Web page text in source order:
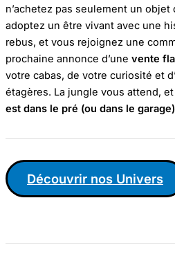
n’achetez pas seulement un
adoptez un être vivant avec une
rebus, et vous rejoignez une
prochaine annonce d’une vente
votre cabas, de votre curiosité et
étagères. La jungle vous attend,
est dans le pré (ou dans le
Découvrir nos Univers